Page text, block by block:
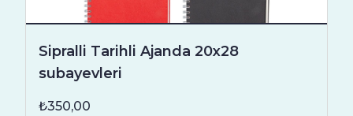
Sipralli Tarihli Ajanda 20x28
subayevleri
₺350,00